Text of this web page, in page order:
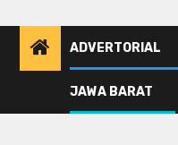
ADVERTORIAL
JAWA BARAT